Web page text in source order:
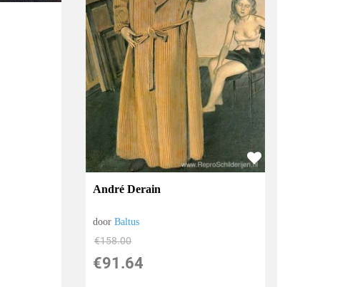
André Derain
doorBaltus
€158.00
€91.64